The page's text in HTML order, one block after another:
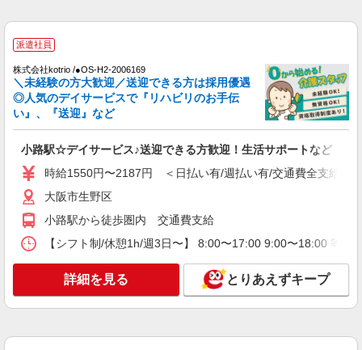
派遣社員
株式会社kotrio /●OS-H2-2006169
＼未経験の方大歓迎／送迎できる方は採用優遇
◎人気のデイサービスで『リハビリのお手伝
い』、『送迎』など
小路駅☆デイサービス♪送迎できる方歓迎！生活サポートなど
時給1550円〜2187円 ＜日払い有/週払い有/交通費全支給(ガ
大阪市生野区
小路駅から徒歩圏内 交通費支給
【シフト制/休憩1h/週3日〜】 8:00〜17:00 9:00〜18:00 等 ※
詳細を見る とりあえずキープ